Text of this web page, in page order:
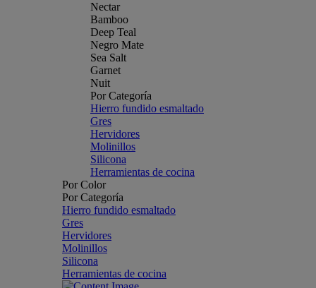
Nectar
Bamboo
Deep Teal
Negro Mate
Sea Salt
Garnet
Nuit
Por Categoría
Hierro fundido esmaltado
Gres
Hervidores
Molinillos
Silicona
Herramientas de cocina
Por Color
Por Categoría
Hierro fundido esmaltado
Gres
Hervidores
Molinillos
Silicona
Herramientas de cocina